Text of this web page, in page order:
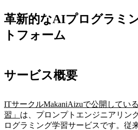
革新的なAIプログラミ
トフォーム
サービス概要
ITサークルMakaniAizuで公開してい
習」 は、プロンプトエンジニアリン
ログラミング学習サービスです。従